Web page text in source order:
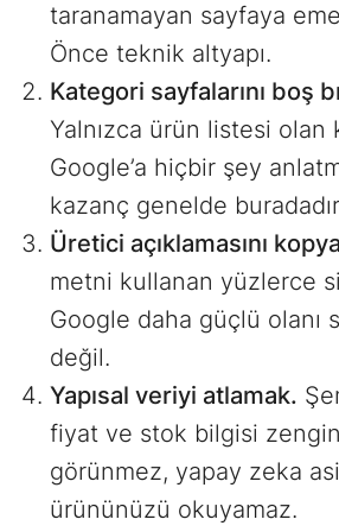
taranamayan sayfaya
Önce teknik altyapı.
Kategori sayfalarını boş
Yalnızca ürün listesi olan
Google’a hiçbir şey
kazanç genelde
Üretici açıklamasını
metni kullanan yüzlerce
Google daha güçlü olanı
değil.
Yapısal veriyi atlamak.
fiyat ve stok bilgisi
görünmez, yapay zeka
ürününüzü okuyamaz.